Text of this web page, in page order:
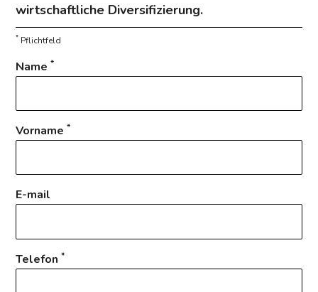
wirtschaftliche Diversifizierung.
* Pflichtfeld
Name*
Vorname*
E-mail
Telefon*